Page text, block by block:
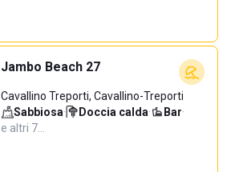
Jambo Beach 27
Cavallino Treporti, Cavallino-Treporti
Sabbiosa· Doccia calda· Bar·
e altri 7…